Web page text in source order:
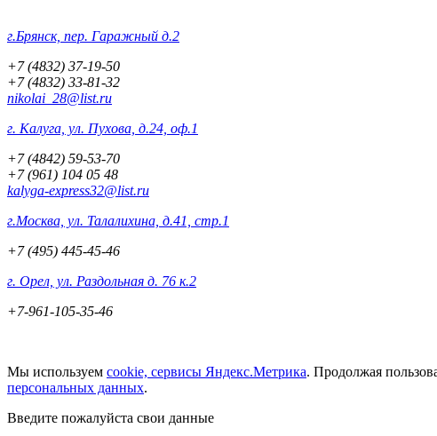
г.Брянск, пер. Гаражный д.2
+7 (4832) 37-19-50
+7 (4832) 33-81-32
nikolai_28@list.ru
г. Калуга, ул. Пухова, д.24, оф.1
+7 (4842) 59-53-70
+7 (961) 104 05 48
kalyga-express32@list.ru
г.Москва, ул. Талалихина, д.41, стр.1
+7 (495) 445-45-46
г. Орел, ул. Раздольная д. 76 к.2
+7-961-105-35-46
Мы используем cookie, сервисы Яндекс.Метрика. Продолжая
персональных данных.
Введите пожалуйста свои данные